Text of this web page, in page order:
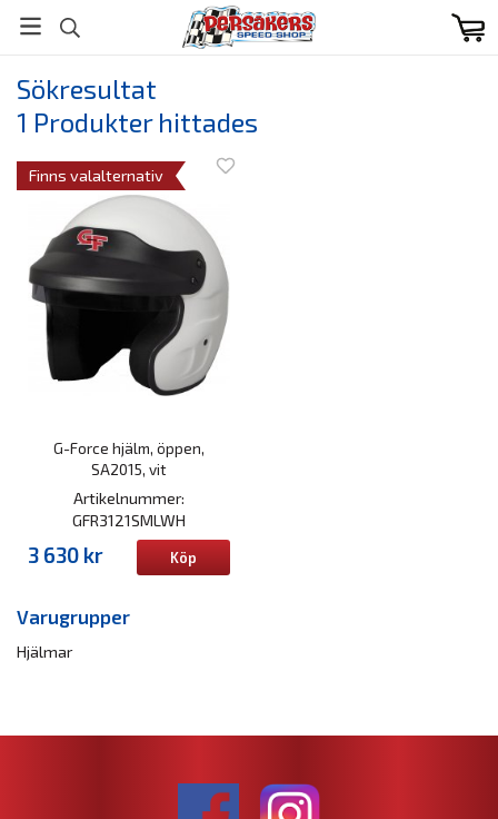
Sökresultat
1 Produkter hittades
G-Force hjälm, öppen,
SA2015, vit
Finns valalternativ
Artikelnummer:
GFR3121SMLWH
3 630 kr Köp
Varugrupper
Hjälmar